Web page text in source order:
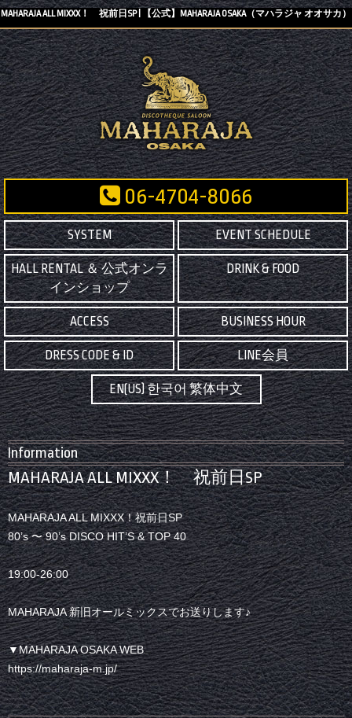
MAHARAJA ALL MIXXX！ 祝前日SP | 【公式】MAHARAJA OSAKA（マハラジャ オオサカ）
06-4704-8066
SYSTEM EVENT SCHEDULE
HALL RENTAL ＆ 公式オンラ
インショップ
DRINK & FOOD
ACCESS BUSINESS HOUR
DRESS CODE & ID LINE会員
EN(US) 한국어 繁体中文
Information
MAHARAJA ALL MIXXX！ 祝前日SP
MAHARAJA ALL MIXXX！祝前日SP
80’s 〜 90’s DISCO HIT’S & TOP 40
19:00-26:00
MAHARAJA 新旧オールミックスでお送りします♪
▼MAHARAJA OSAKA WEB
https://maharaja-m.jp/